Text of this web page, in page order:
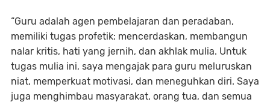
“Guru adalah agen pembelajaran dan peradaban,
memiliki tugas profetik: mencerdaskan, membangun
nalar kritis, hati yang jernih, dan akhlak mulia. Untuk
tugas mulia ini, saya mengajak para guru meluruskan
niat, memperkuat motivasi, dan meneguhkan diri. Saya
juga menghimbau masyarakat, orang tua, dan semua